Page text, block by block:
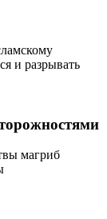
и разрывать
магриб